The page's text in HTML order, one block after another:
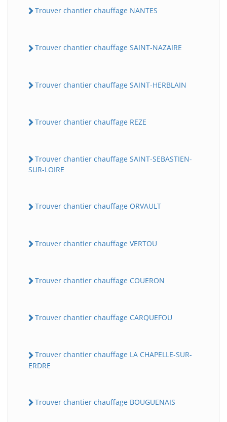
Trouver chantier chauffage NANTES
Trouver chantier chauffage SAINT-NAZAIRE
Trouver chantier chauffage SAINT-HERBLAIN
Trouver chantier chauffage REZE
Trouver chantier chauffage SAINT-SEBASTIEN-
SUR-LOIRE
Trouver chantier chauffage ORVAULT
Trouver chantier chauffage VERTOU
Trouver chantier chauffage COUERON
Trouver chantier chauffage CARQUEFOU
Trouver chantier chauffage LA CHAPELLE-SUR-
ERDRE
Trouver chantier chauffage BOUGUENAIS